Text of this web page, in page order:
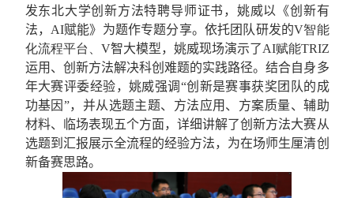
发东北大学创新方法特聘导师证书，姚威以《创新有
法， AI赋能》为题作专题分享。依托团队研发的V智能
化流程平台、 V智大模型， 姚威现场演示了AI赋能TRIZ
运用、创新方法解决科创难题的实践路径。结合自身多
年大赛评委经验， 姚威强调 “创新是赛事获奖团队的成
功基因”， 并从选题主题、方法应用、方案质量、辅助
材料、临场表现五个方面，详细讲解了创新方法大赛从
选题到汇报展示全流程的经验方法，为在场师生厘清创
新备赛思路。